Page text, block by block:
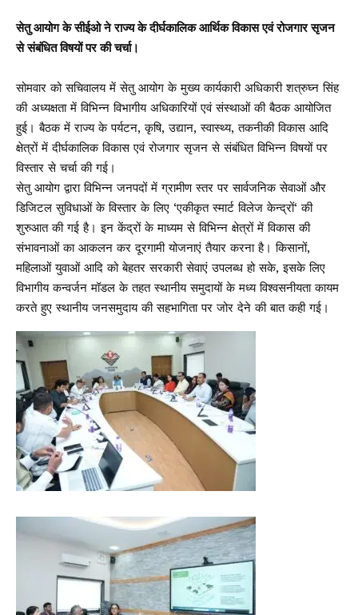
सेतु आयोग के सीईओ ने राज्य के दीर्घकालिक आर्थिक विकास एवं रोजगार सृजन
से संबंधित विषयों पर की चर्चा।
सोमवार को सचिवालय में सेतु आयोग के मुख्य कार्यकारी अधिकारी शत्रुघ्न सिंह
की अध्यक्षता में विभिन्न विभागीय अधिकारियों एवं संस्थाओं की बैठक आयोजित
हुई। बैठक में राज्य के पर्यटन, कृषि, उद्यान, स्वास्थ्य, तकनीकी विकास आदि
क्षेत्रों में दीर्घकालिक विकास एवं रोजगार सृजन से संबंधित विभिन्न विषयों पर
विस्तार से चर्चा की गई।
सेतु आयोग द्वारा विभिन्न जनपदों में ग्रामीण स्तर पर सार्वजनिक सेवाओं और
डिजिटल सुविधाओं के विस्तार के लिए ‘एकीकृत स्मार्ट विलेज केन्द्रों‘ की
शुरुआत की गई है। इन केंद्रों के माध्यम से विभिन्न क्षेत्रों में विकास की
संभावनाओं का आकलन कर दूरगामी योजनाएं तैयार करना है। किसानों,
महिलाओं युवाओं आदि को बेहतर सरकारी सेवाएं उपलब्ध हो सके, इसके लिए
विभागीय कन्वर्जन मॉडल के तहत स्थानीय समुदायों के मध्य विश्वसनीयता कायम
करते हुए स्थानीय जनसमुदाय की सहभागिता पर जोर देने की बात कही गई।